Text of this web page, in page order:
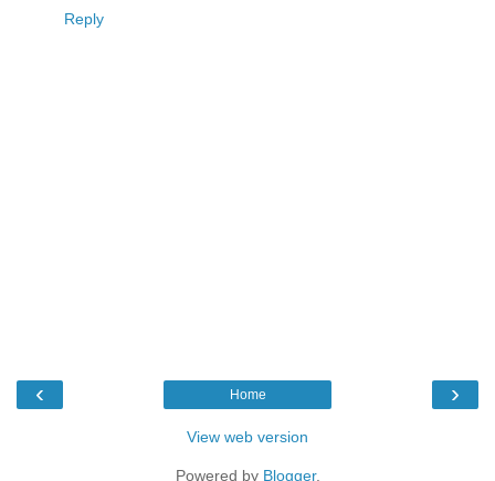
Reply
‹ ›
Home
View web version
Powered by Blogger.